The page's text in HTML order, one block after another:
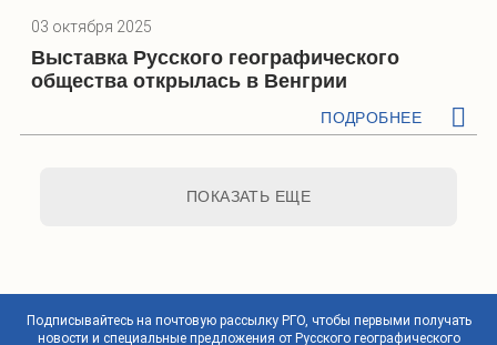
03 октября 2025
Выставка Русского географического
общества открылась в Венгрии
ПОДРОБНЕЕ
ПОКАЗАТЬ ЕЩЕ
Подписывайтесь на почтовую рассылку РГО, чтобы первыми получать
новости и специальные предложения от Русского географического